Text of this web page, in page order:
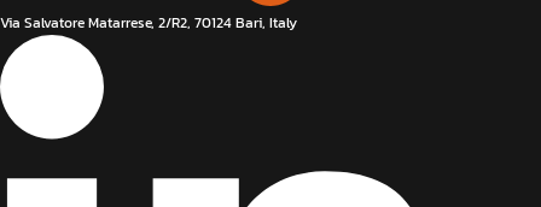
Via Salvatore Matarrese, 2/R2, 70124 Bari, Italy